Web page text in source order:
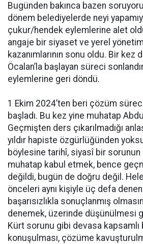
Bugünden bakınca bazen
dönem belediyelerde neyi
çukur/hendek eylemlerine alet
angaje bir siyaset ve yerel yönetim
kazanımlarının sonu oldu. Bir kez
Öcalan’la başlayan süreci
eylemlerine geri döndü.
1 Ekim 2024’ten beri çözüm
başladı. Bu kez yine muhatap
Geçmişten ders çıkarılmadığı
yıldır hapiste özgürlüğünden
böylesine tarihî, siyasî bir
muhatap kabul etmek, bence
değildi, bugün de doğru değil.
önceleri aynı kişiyle üç defa
başarısızlıkla sonuçlanmış
denemek, üzerinde düşünülmesi
Kürt sorunu gibi devasa kapsamlı
konuşulması, çözüme